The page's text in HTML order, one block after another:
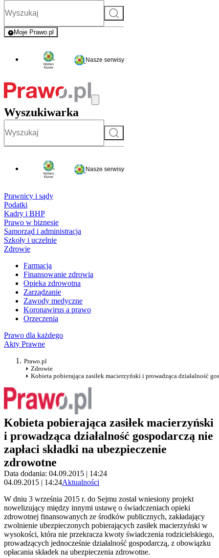
Szukaj
Moje Prawo.pl
- rejestracja i logowanie do serwisu
Nasze serwisy
Wyszukiwarka
Szukaj
Nasze serwisy
Prawnicy i sądy
Podatki
Kadry i BHP
Prawo w biznesie
Samorząd i administracja
Szkoły i uczelnie
Zdrowie
Farmacja
Finansowanie zdrowia
Opieka zdrowotna
Zarządzanie
Zawody medyczne
Koronawirus a prawo
Orzeczenia
Prawo dla każdego
Akty Prawne
Prawo.pl
Zdrowie
Kobieta pobierająca zasiłek macierzyński i prowadząca działalność
Kobieta pobierająca zasiłek macierzyński
i prowadząca działalność gospodarczą nie
zapłaci składki na ubezpieczenie
zdrowotne
Data dodania: 04.09.2015 | 14:24
04.09.2015 | 14:24Aktualności
W dniu 3 września 2015 r. do Sejmu został wniesiony projekt
nowelizujący między innymi ustawę o świadczeniach opieki
zdrowotnej finansowanych ze środków publicznych, zakładający
zwolnienie ubezpieczonych pobierających zasiłek macierzyński w
wysokości, która nie przekracza kwoty świadczenia rodzicielskiego,
prowadzących jednocześnie działalność gospodarczą, z obowiązku
opłacania składek na ubezpieczenia zdrowotne.